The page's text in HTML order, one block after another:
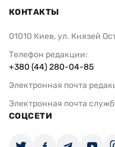
КОНТАКТЫ
01010 Киев, ул. Князей
Телефон редакции:
+380 (44) 280-04-85
Электронная почта
Электронная почта
СОЦСЕТИ